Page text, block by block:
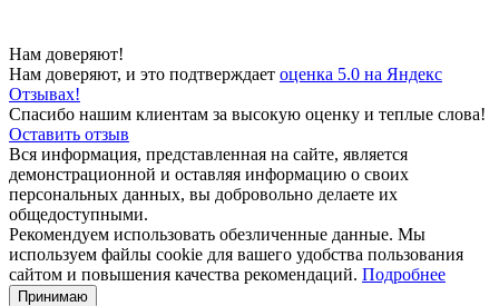
Нам доверяют!
Нам доверяют, и это подтверждает оценка 5.0 на Яндекс
Отзывах!
Спасибо нашим клиентам за высокую оценку и теплые слова!
Оставить отзыв
Вся информация, представленная на сайте, является
демонстрационной и оставляя информацию о своих
персональных данных, вы добровольно делаете их
общедоступными.
Рекомендуем использовать обезличенные данные. Мы
используем файлы cookie для вашего удобства пользования
сайтом и повышения качества рекомендаций. Подробнее
Принимаю